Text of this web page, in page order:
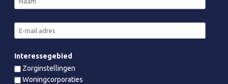
Interessegebied
Zorginstellingen
Woningcorporaties